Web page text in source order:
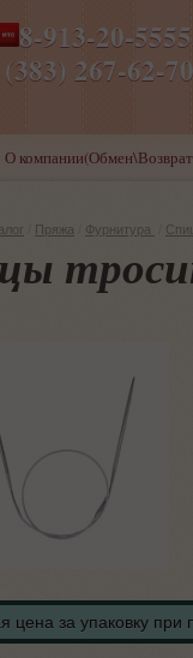
8-913-20-
(383) 267-
ПТ 8-17,СБ-ВС 9-
О
Пряжа Фурнитура
цена за упаковку при